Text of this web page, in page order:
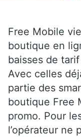
Free Mobile
boutique en
baisses de
Avec celles
partie des
boutique Free
promo. Pour
l’opérateur ne